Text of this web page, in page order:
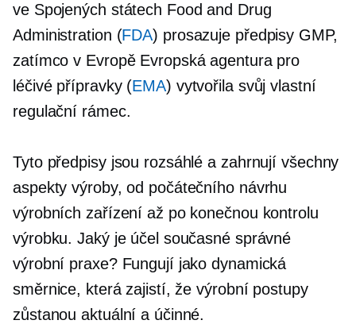
ve Spojených státech Food and Drug
Administration (FDA) prosazuje předpisy GMP,
zatímco v Evropě Evropská agentura pro
léčivé přípravky (EMA) vytvořila svůj vlastní
regulační rámec.
Tyto předpisy jsou rozsáhlé a zahrnují všechny
aspekty výroby, od počátečního návrhu
výrobních zařízení až po konečnou kontrolu
výrobku. Jaký je účel současné správné
výrobní praxe? Fungují jako dynamická
směrnice, která zajistí, že výrobní postupy
zůstanou aktuální a účinné.